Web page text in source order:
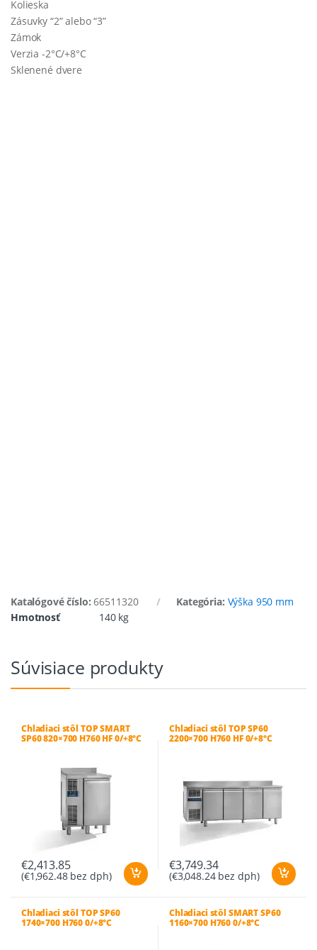
Kolieska
Zásuvky “2” alebo “3”
Zámok
Verzia -2°C/+8°C
Sklenené dvere
Katalógové číslo:66511320 Kategória: Výška 950 mm
Hmotnosť
140 kg
Súvisiace produkty
Chladiaci stôl TOP SMART
SP60 820×700 H760 HF 0/+8°C
€2,413.85
(€1,962.48bez dph)
Chladiaci stôl TOP SP60
2200×700 H760 HF 0/+8°C
€3,749.34
(€3,048.24bez dph)
Chladiaci stôl TOP SP60
1740×700 H760 0/+8°C
Chladiaci stôl SMART SP60
1160×700 H760 0/+8°C